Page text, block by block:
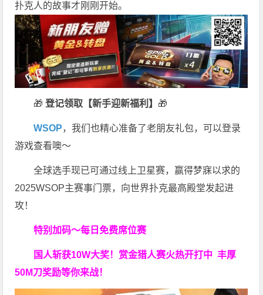
扑克人的故事才刚刚开始。
🎁 登记领取【新手迎新福利】 🎁
WSOP，我们也精心准备了老朋友礼包，可以登录
游戏查看噢～
全球选手现已可通过线上卫星赛，赢得梦寐以求的
2025WSOP主赛事门票，向世界扑克最高殿堂发起进
攻！
特别加码～每日免费席位赛
国人斩获10W大奖！ 赏金猎人赛火热开打中 丰厚
50M刀奖励等你来战！